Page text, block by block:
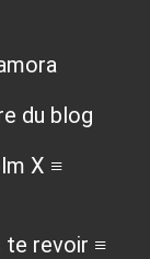
du blog
X ≡
te revoir ≡